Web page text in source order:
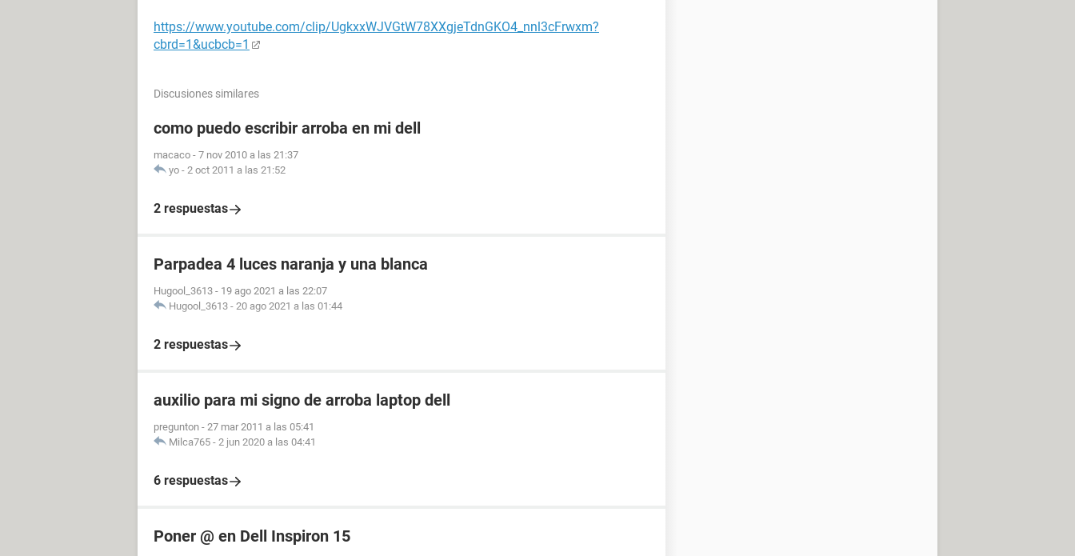
https://www.youtube.com/clip/UgkxxWJVGtW78XXgjeTdnGKO4_nnl3cFrwxm?
cbrd=1&ucbcb=1
Discusiones similares
como puedo escribir arroba en mi dell
macaco - 7 nov 2010 a las 21:37
yo - 2 oct 2011 a las 21:52
2 respuestas
Parpadea 4 luces naranja y una blanca
Hugool_3613 - 19 ago 2021 a las 22:07
Hugool_3613 - 20 ago 2021 a las 01:44
2 respuestas
auxilio para mi signo de arroba laptop dell
pregunton - 27 mar 2011 a las 05:41
Milca765 - 2 jun 2020 a las 04:41
6 respuestas
Poner @ en Dell Inspiron 15